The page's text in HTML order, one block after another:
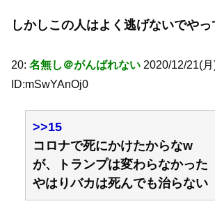
しかしこの人はよく逃げないでや
20: 名無し＠がんばれない 2020/12/21(
ID:mSwYAnOj0
>>15
コロナで死にかけたからなw
が、トランプは変わらなかった
やはりバカは死んでも治らない